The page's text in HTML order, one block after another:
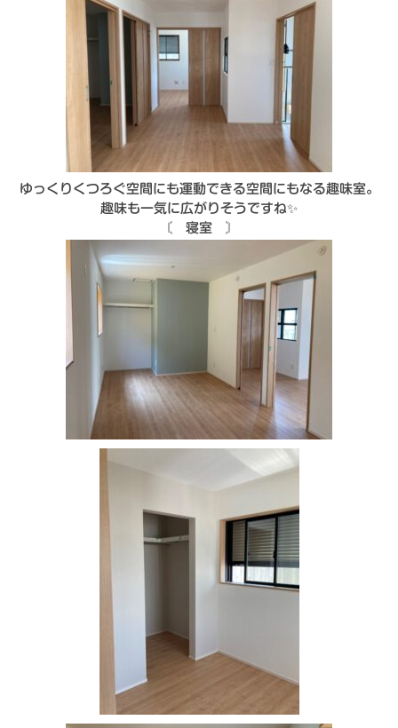
ゆっくりくつろぐ空間にも運動できる空間にもなる趣味室。
趣味も一気に広がりそうですね✨
〘 寝室 〙